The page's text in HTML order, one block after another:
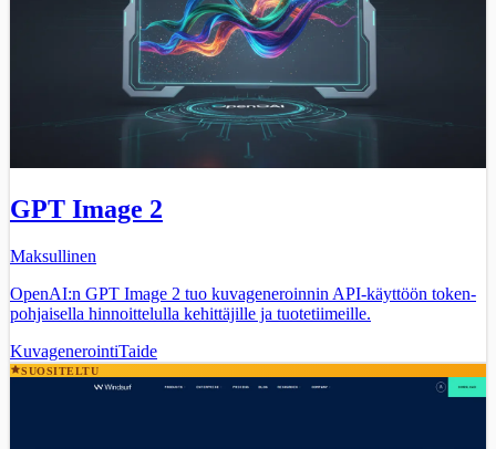
GPT Image 2
Maksullinen
OpenAI:n GPT Image 2 tuo kuvageneroinnin API-käyttöön token-
pohjaisella hinnoittelulla kehittäjille ja tuotetiimeille.
KuvagenerointiTaide
SUOSITELTU